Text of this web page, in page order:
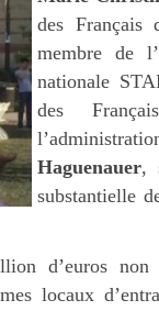
des Français
membre de
nationale
des
Haguenauer,
substantielle
d’euros
locaux